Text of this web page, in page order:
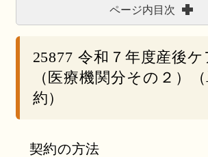
ページ内目次
25877 令和７年度産後
（医療機関分その２）
約）
契約の方法